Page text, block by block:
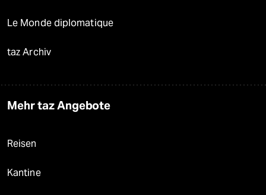
Le Monde diplomatique
taz Archiv
Mehr taz Angebote
Reisen
Kantine